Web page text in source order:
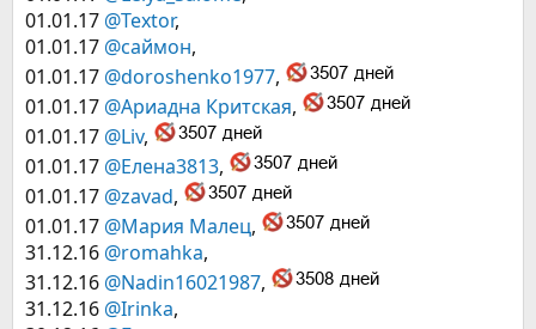
01.01.17 @Textor,
01.01.17 @саймон,
01.01.17 @doroshenko1977,
01.01.17 @Ариадна Критская,
01.01.17 @Liv,
01.01.17 @Елена3813,
01.01.17 @zavad,
01.01.17 @Мария Малец,
31.12.16 @romahka,
31.12.16 @Nadin16021987,
31.12.16 @Irinka,